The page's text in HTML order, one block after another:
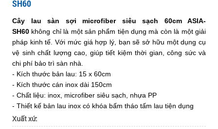
60cm
ASIA-
SH60
60cm
ASIA-
SH60
SH60
Cây lau sàn sợi microfiber siêu sạch 60cm ASIA-
SH60 không chỉ là một sản phẩm tiện dụng mà còn là một giải
pháp kinh tế. Với mức giá hợp lý, bạn sẽ sở hữu một dụng cụ
vệ sinh chất lượng cao, giúp tiết kiệm thời gian, công sức và
chi phí bảo trì sàn nhà.
- Kích thước bản lau: 15 x 60cm
- Kích thước cán inox dài 150cm
- Chất liệu: inox, microfiber siêu sạch, nhựa PP
- Thiết kế bản lau inox có khóa bấm tháo tấm lau tiện dụng
Xuất xứ: